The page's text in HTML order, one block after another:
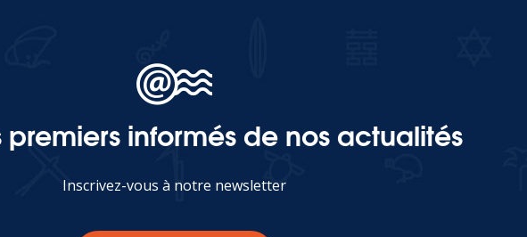
premiers informés de nos actualités
Inscrivez-vous à notre newsletter